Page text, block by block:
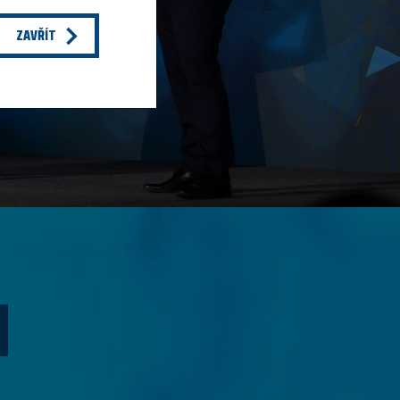
ZAVŘÍT